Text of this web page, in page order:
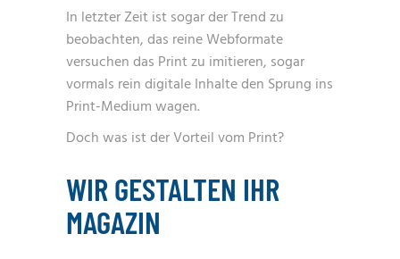
In letzter Zeit ist sogar der Trend zu
beobachten, das reine Webformate
versuchen das Print zu imitieren, sogar
vormals rein digitale Inhalte den Sprung ins
Print-Medium wagen.
Doch was ist der Vorteil vom Print?
WIR GESTALTEN IHR
MAGAZIN